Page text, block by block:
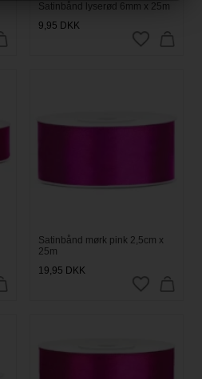
Satinbånd lyserød 6mm x 25m
9,95 DKK
Satinbånd mørk pink 2,5cm x
25m
19,95 DKK